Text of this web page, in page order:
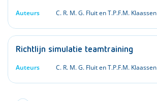
Auteurs C. R. M. G. Fluit en T.P.F.M. Klaassen
Richtlijn simulatie teamtraining
Auteurs C. R. M. G. Fluit en T.P.F.M. Klaassen